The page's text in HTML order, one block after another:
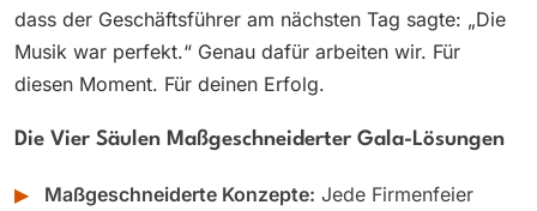
dass der Geschäftsführer am nächsten Tag sagte: „Die
Musik war perfekt.“ Genau dafür arbeiten wir. Für
diesen Moment. Für deinen Erfolg.
Die Vier Säulen Maßgeschneiderter Gala-Lösungen
▶ Maßgeschneiderte Konzepte: Jede Firmenfeier